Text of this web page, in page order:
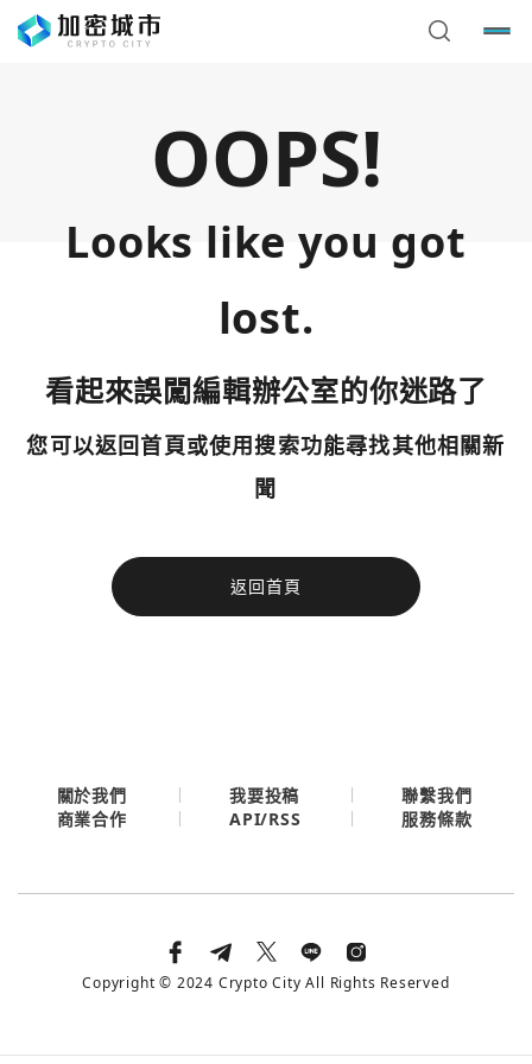
OOPS!
Looks like you got
lost.
看起來誤闖編輯辦公室的你迷路了
您可以返回首頁或使用搜索功能尋找其他相關新
聞
返回首頁
今日熱門
使用以下帳號繼續
您已閒置5分鐘，請點擊關閉按鈕或空白處，即可回到加密
今日熱門
關於我們 我要投稿
聯繫我們
商業合作
API/RSS 服務條款
Copyright © 2024 Crypto City All Rights Reserved